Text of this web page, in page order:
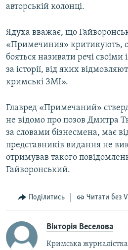
авторській колонці.
Ядуха вважає, що
«Примечиния» критикують,
бояться називати речі
за історії, від яких
кримські ЗМІ».
Главред «Примечаний»
не відомо про позов Дмитра
за словами бізнесмена, має
представників видання не
отримував такого
Гайворонський.
Поділитись Читати без
Вікторія Веселова
Кримська